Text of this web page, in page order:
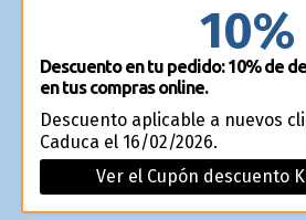
10%
Descuento en tu pedido: 10% de
en tus compras online.
Descuento aplicable a nuevos
Caduca el 16/02/2026.
Ver el Cupón descuento